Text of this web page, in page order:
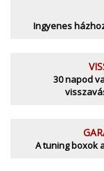
Ingyenes
30 napod
A tuning boxok